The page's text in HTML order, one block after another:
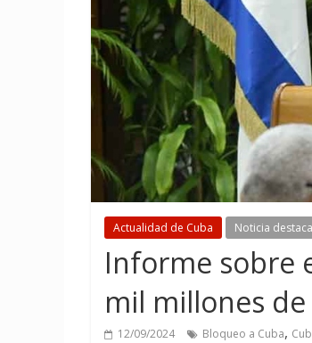
Actualidad de Cuba Noticia
Informe sobre
mil millones
12/09/2024 Bloqueo a Cuba,